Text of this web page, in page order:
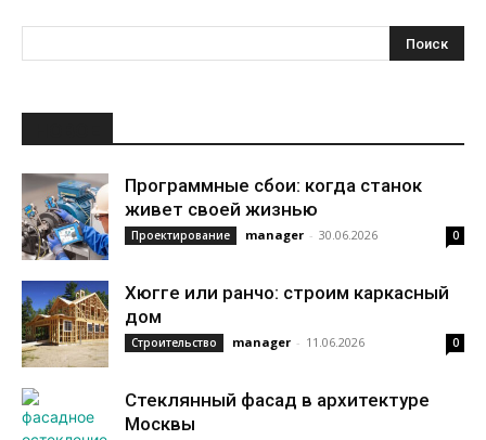
Программные сбои: когда станок
живет своей жизнью
Проектирование manager - 30.06.2026 0
Хюгге или ранчо: строим каркасный
дом
Строительство manager - 11.06.2026 0
Стеклянный фасад в архитектуре
Москвы